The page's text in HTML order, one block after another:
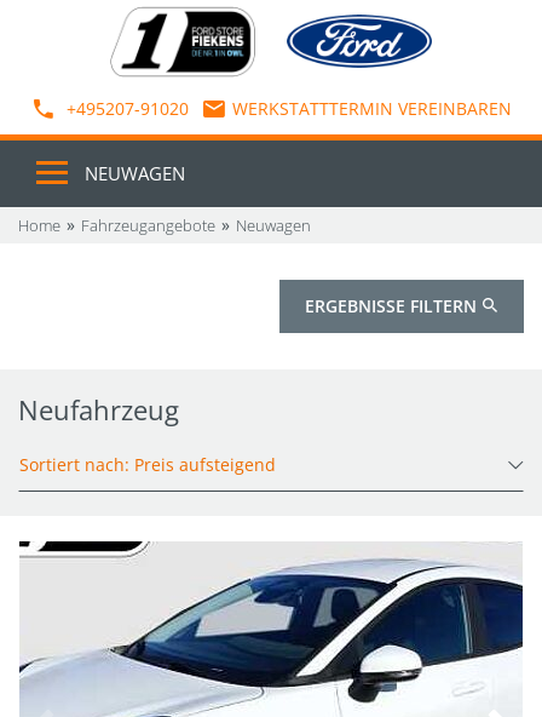
+495207-91020 WERKSTATTTERMIN VEREINBAREN
NEUWAGEN
Home Fahrzeugangebote Neuwagen
ERGEBNISSE FILTERN
Neufahrzeug
Sortiert nach: Preis aufsteigend